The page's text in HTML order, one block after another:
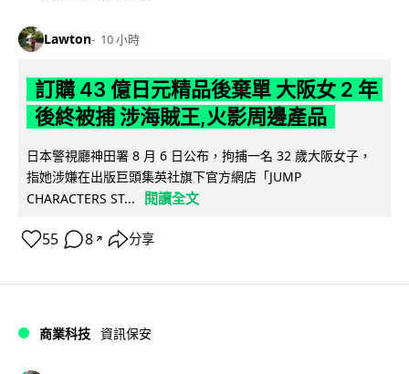
Lawton 10 小時
訂購 43 億日元精品後棄單 大阪女 2 年
後終被捕 涉海賊王,火影周邊產品
日本警視廳神田署 8 月 6 日公布，拘捕一名 32 歲大阪女子，
指她涉嫌在出版巨頭集英社旗下官方網店「JUMP
CHARACTERS ST...
閱讀全文
55 8 ↗ 分享
商業科技 資訊保安